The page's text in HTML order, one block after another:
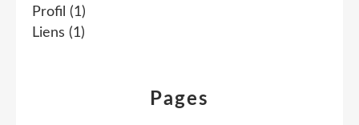
Profil (1)
Liens (1)
Pages